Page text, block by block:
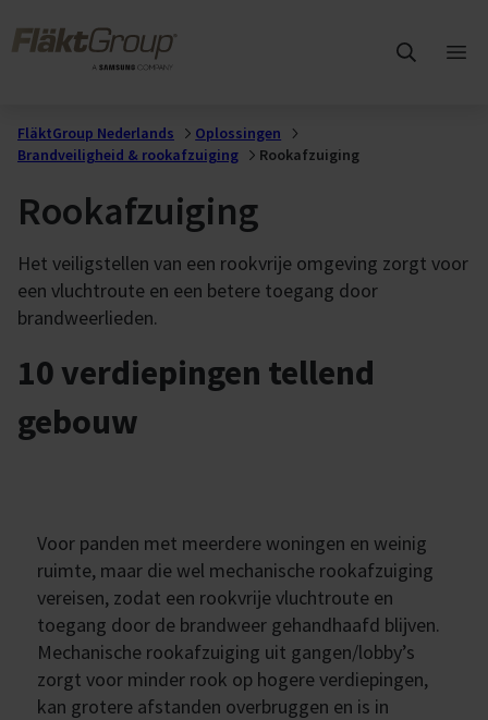
FläktGroup Nederlands
Oplossingen
Brandveiligheid & rookafzuiging
Rookafzuiging
Rookafzuiging
Het veiligstellen van een rookvrije omgeving zorgt voor
een vluchtroute en een betere toegang door
brandweerlieden.
10 verdiepingen tellend
gebouw
Voor panden met meerdere woningen en weinig
ruimte, maar die wel mechanische rookafzuiging
vereisen, zodat een rookvrije vluchtroute en
toegang door de brandweer gehandhaafd blijven.
Mechanische rookafzuiging uit gangen/lobby’s
zorgt voor minder rook op hogere verdiepingen,
kan grotere afstanden overbruggen en is in